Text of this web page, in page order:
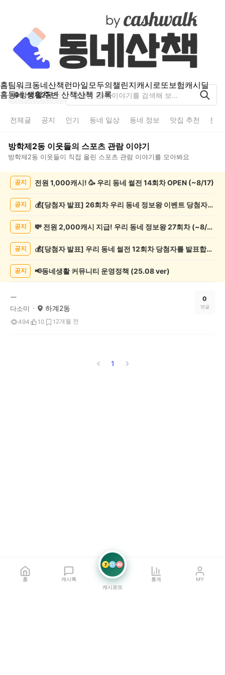
홈팀워크동네산책 런마일모두의챌린지캐시로또보험캐시딜
홈동네 생활주변 산책산책 기록
방학제2동
전체글 공지 인기 동네 일상 동네 정보 맛집 추천 분
방학제2동 이웃들의 스포츠 관람이야기
방학제2동 이웃들이 직접 올린 스포츠 관람 이야기를 모아봐요
시
공지 전원 1,000캐시! 🥳 우리 동네 썰전 14회차 OPEN (~8/17)
공지 💰[당첨자 발표] 26회차 우리 동네 정보왕 이벤트 당첨자를 발표합니다!
공지 💸 전원 2,000캐시 지급! 우리 동네 정보왕 27회차 (~8/10)
공지 💰[당첨자 발표] 우리 동네 썰전 12회차 당첨자를 발표합니다!
공지 📢동네생활 커뮤니티 운영정책 (25.08 ver)
ㅡ
다소미 하계2동
494 10 1 2개월 전
0
댓글
1
홈 캐시톡
7 21 42
캐시로또
통계 MY